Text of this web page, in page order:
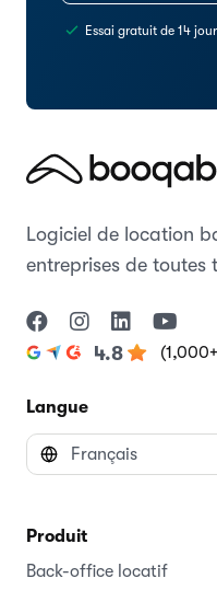
Essai gratuit de 14
Logiciel de location
entreprises de toutes
4.8
Langue
Produit
Back-office locatif